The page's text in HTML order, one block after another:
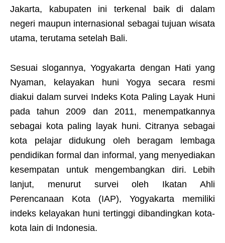
Jakarta, kabupaten ini terkenal baik di dalam
negeri maupun internasional sebagai tujuan wisata
utama, terutama setelah Bali.
Sesuai slogannya, Yogyakarta dengan Hati yang
Nyaman, kelayakan huni Yogya secara resmi
diakui dalam survei Indeks Kota Paling Layak Huni
pada tahun 2009 dan 2011, menempatkannya
sebagai kota paling layak huni. Citranya sebagai
kota pelajar didukung oleh beragam lembaga
pendidikan formal dan informal, yang menyediakan
kesempatan untuk mengembangkan diri. Lebih
lanjut, menurut survei oleh Ikatan Ahli
Perencanaan Kota (IAP), Yogyakarta memiliki
indeks kelayakan huni tertinggi dibandingkan kota-
kota lain di Indonesia.